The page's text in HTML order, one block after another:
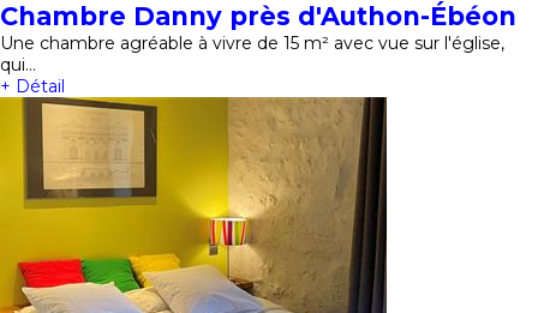
Chambre Danny près d'Authon-Ébéon
Une chambre agréable à vivre de 15 m² avec vue sur l'église,
qui…
+ Détail